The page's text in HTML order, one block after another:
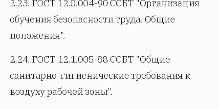
2.23. ГОСТ 12.0.004-90 ССБТ "Организация
обучения безопасности труда. Общие
положения".
2.24. ГОСТ 12.1.005-88 ССБТ "Общие
санитарно-гигиенические требования к
воздуху рабочей зоны".